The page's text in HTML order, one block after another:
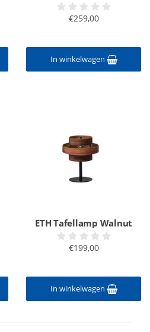
€259,00
In winkelwagen
ETH Tafellamp Walnut
€199,00
In winkelwagen